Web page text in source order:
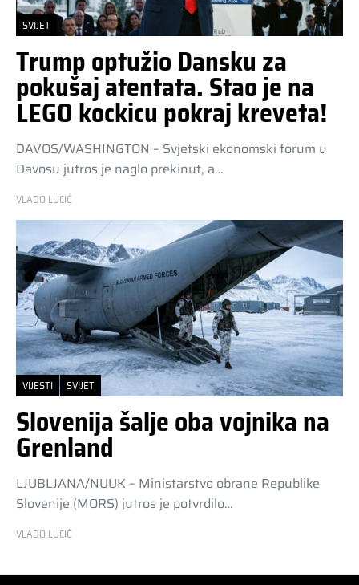
SVIJET
Trump optužio Dansku za
pokušaj atentata. Stao je na
LEGO kockicu pokraj kreveta!
DAVOS/WASHINGTON – Svjetski ekonomski forum u
Davosu jutros je naglo prekinut, a…
VLADO LUCIĆ
VIJESTI SVIJET
Slovenija šalje oba vojnika na
Grenland
LJUBLJANA/NUUK – Ministarstvo obrane Republike
Slovenije (MORS) jutros je potvrdilo…
VLADO LUCIĆ